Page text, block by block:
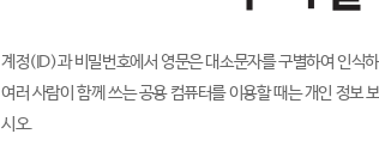
계정(ID)과 비밀번호에서 영문은 대소문자를 구별하여 인식
여러 사람이 함께 쓰는 공용 컴퓨터를 이용할 때는 개인 정보
시오.